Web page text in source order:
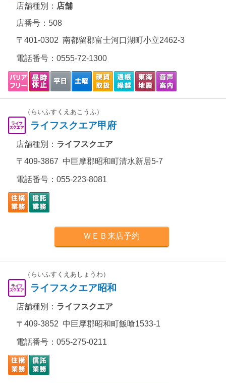
店舗種別： 店舗
店番号：508
〒401-0302 南都留郡富士河口湖町小立2462-3
電話番号： 0555-72-1300
（らいふすくえあこうふ）
ライフスクエア甲府
店舗種別： ライフスクエア
〒409-3867 中巨摩郡昭和町清水新居5-7
電話番号： 055-223-8081
ＷＥＢ来店予約
（らいふすくえあしょうわ）
ライフスクエア昭和
店舗種別： ライフスクエア
〒409-3852 中巨摩郡昭和町飯喰1533-1
電話番号： 055-275-0211